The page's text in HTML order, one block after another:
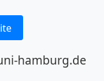
hamburg.de